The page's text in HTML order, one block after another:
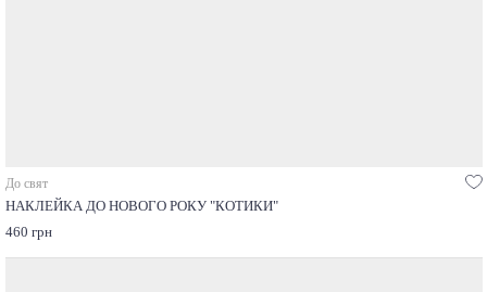
До свят
НАКЛЕЙКА ДО НОВОГО РОКУ "КОТИКИ"
460 грн